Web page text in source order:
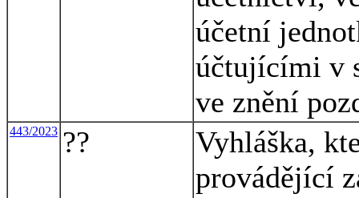
účetní
účtujícími v
ve znění
443/2023 ??
Vyhláška,
provádějící